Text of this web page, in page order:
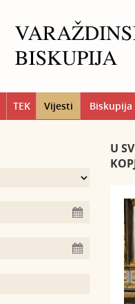
TEK Vijesti Biskupija
U